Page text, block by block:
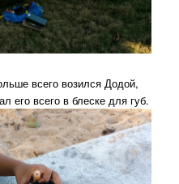
всего возился Додой,
его всего в блеске для губ.